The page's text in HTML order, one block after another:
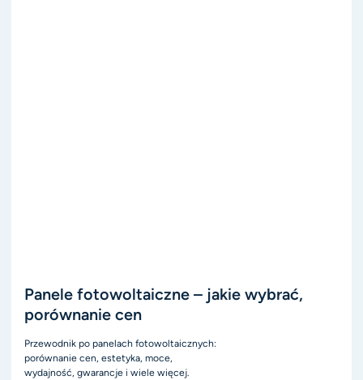
Panele fotowoltaiczne – jakie wybrać,
porównanie cen
Przewodnik po panelach fotowoltaicznych:
porównanie cen, estetyka, moce,
wydajność, gwarancje i wiele więcej.